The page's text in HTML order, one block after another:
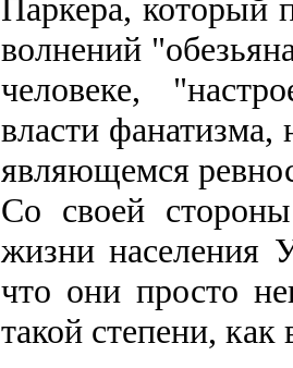
Паркера, который
волнений
человеке,
власти
являющемся
Со своей
жизни населения
что они просто
такой степени, как